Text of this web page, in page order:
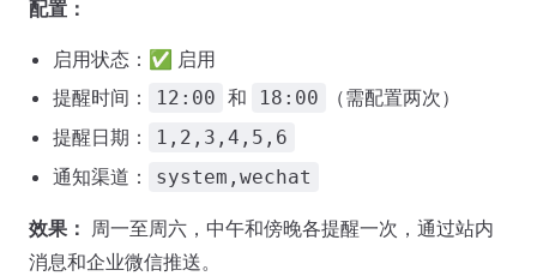
配置：
启用状态：✅ 启用
提醒时间：
12:00 和 18:00
（需配置两次）
提醒日期：
1,2,3,4,5,6
通知渠道： system,wechat
效果： 周一至周六，中午和傍晚各提醒一次，通过站内
消息和企业微信推送。